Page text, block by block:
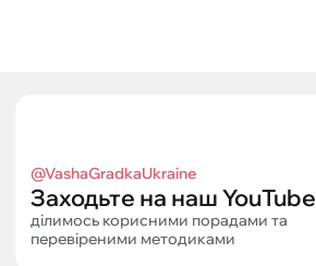
@VashaGradkaUkraine
Заходьте на наш YouTube
ділимось корисними порадами та
перевіреними методиками